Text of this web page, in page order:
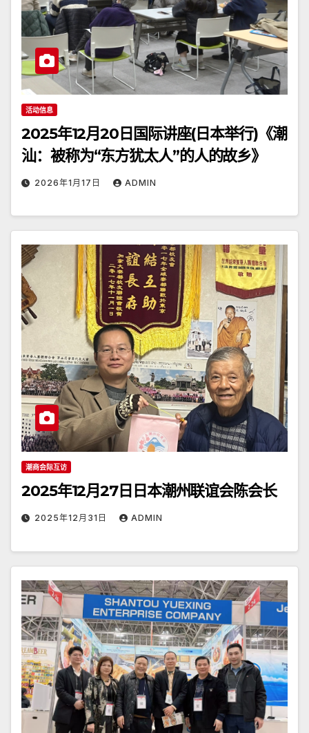
活动信息
2025年12月20日国际讲座(日本举行)《潮
汕：被称为“东方犹太人”的人的故乡》
2026年1月17日 ADMIN
潮商会际互访
2025年12月27日日本潮州联谊会陈会长
2025年12月31日 ADMIN